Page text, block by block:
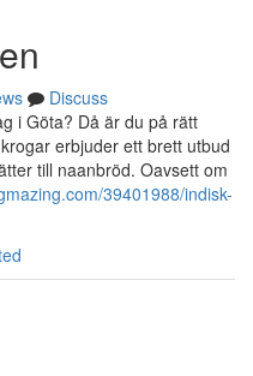
Discuss
i Göta? Då är du på rätt
erbjuder ett brett utbud
till naanbröd. Oavsett om
39401988/indisk-